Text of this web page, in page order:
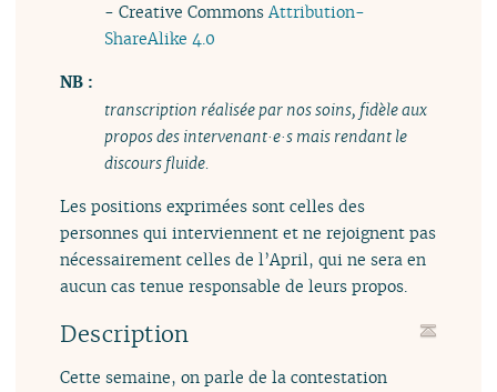
- Creative CommonsAttribution-
ShareAlike 4.0
NB :
transcription réalisée par nos soins, fidèle aux
propos des intervenant·e·s mais rendant le
discours fluide.
Les positions exprimées sont celles des
personnes qui interviennent et ne rejoignent pas
nécessairement celles de l’April, qui ne sera en
aucun cas tenue responsable de leurs propos.
Description
Cette semaine, on parle de la contestation